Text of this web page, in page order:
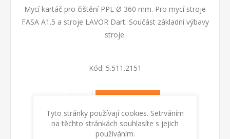
Mycí kartáč pro čištění PPL Ø 360 mm. Pro mycí stroje
FASA A1.5 a stroje LAVOR Dart. Součást základní výbavy
stroje.
Kód: 5.511.2151
Tyto stránky používají cookies. Setrváním
na těchto stránkách souhlasíte s jejich
používáním.